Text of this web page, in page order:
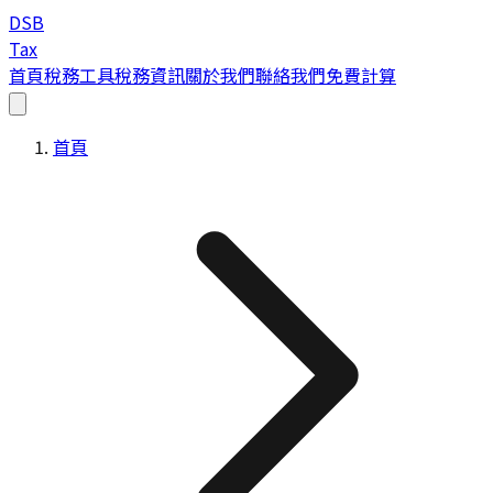
DSB
Tax
首頁稅務工具稅務資訊關於我們聯絡我們免費計算
首頁